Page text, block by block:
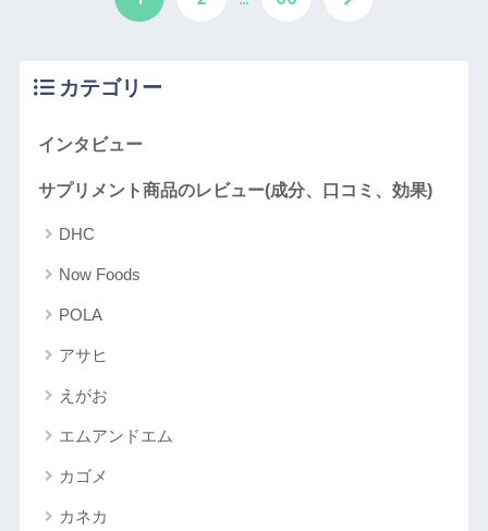
カテゴリー
インタビュー
サプリメント商品のレビュー(成分、口コミ、効果)
DHC
Now Foods
POLA
アサヒ
えがお
エムアンドエム
カゴメ
カネカ